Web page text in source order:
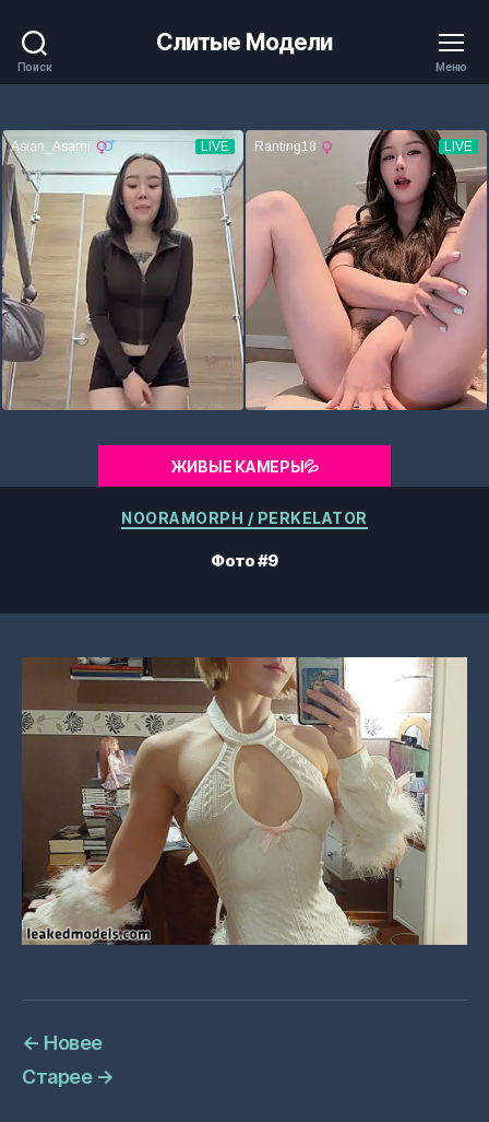
Поиск
Слитые Модели
Меню
ЖИВЫЕ КАМЕРЫ💦
Категории
NOORAMORPH / PERKELATOR
Фото #9
← Новее
Старее →